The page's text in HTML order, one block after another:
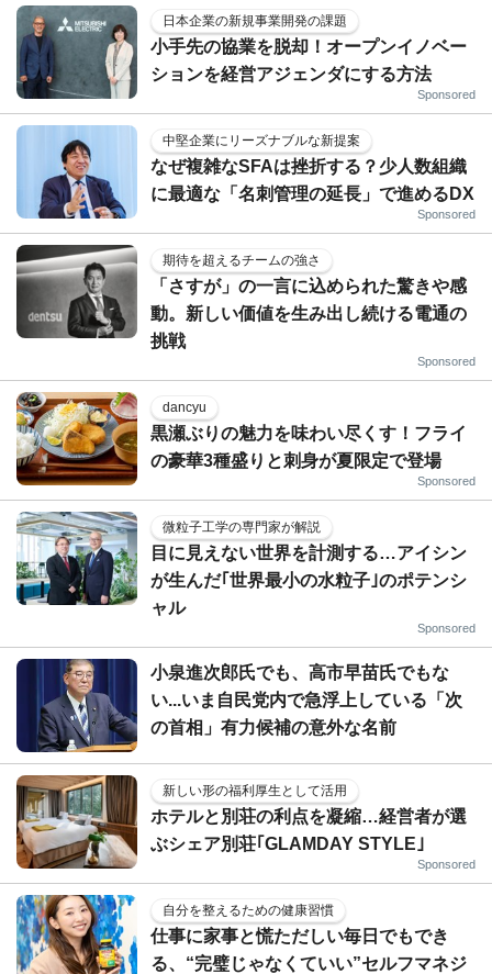
日本企業の新規事業開発の課題
小手先の協業を脱却！オープンイノベー
ションを経営アジェンダにする方法
Sponsored
中堅企業にリーズナブルな新提案
なぜ複雑なSFAは挫折する？少人数組織
に最適な「名刺管理の延長」で進めるDX
Sponsored
期待を超えるチームの強さ
「さすが」の一言に込められた驚きや感
動。新しい価値を生み出し続ける電通の
挑戦
Sponsored
dancyu
黒瀬ぶりの魅力を味わい尽くす！フライ
の豪華3種盛りと刺身が夏限定で登場
Sponsored
微粒子工学の専門家が解説
目に見えない世界を計測する…アイシン
が生んだ｢世界最小の水粒子｣のポテンシ
ャル
Sponsored
小泉進次郎氏でも、高市早苗氏でもな
い...いま自民党内で急浮上している「次
の首相」有力候補の意外な名前
新しい形の福利厚生として活用
ホテルと別荘の利点を凝縮…経営者が選
ぶシェア別荘｢GLAMDAY STYLE｣
Sponsored
自分を整えるための健康習慣
仕事に家事と慌ただしい毎日でもでき
る、“完璧じゃなくていい”セルフマネジ